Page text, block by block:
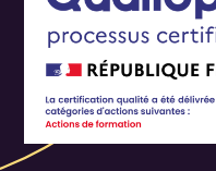
Leleadership
chef donne
dirige ses
Leleadership